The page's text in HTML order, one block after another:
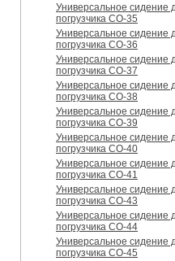
Универсальное сидение
погрузчика CO-35
Универсальное сидение
погрузчика CO-36
Универсальное сидение
погрузчика CO-37
Универсальное сидение
погрузчика CO-38
Универсальное сидение
погрузчика CO-39
Универсальное сидение
погрузчика CO-40
Универсальное сидение
погрузчика CO-41
Универсальное сидение
погрузчика CO-43
Универсальное сидение
погрузчика CO-44
Универсальное сидение
погрузчика CO-45